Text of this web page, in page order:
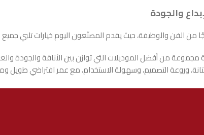
والجودة
من الفن والوظيفة، حيث يقدم المصنّعون اليوم خيارات تلبي
مجموعة من أفضل الموديلات التي توازن بين الأناقة والجودة
وروعة التصميم، وسهولة الاستخدام، مع عمر افتراضي